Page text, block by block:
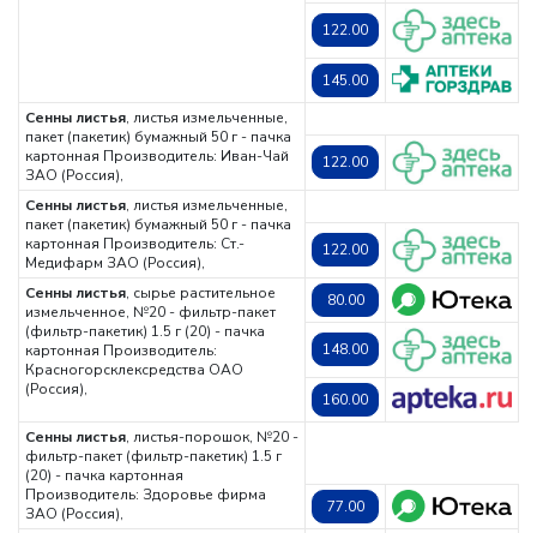
122.00
145.00
Сенны листья, листья измельченные,
пакет (пакетик) бумажный 50 г - пачка
картонная Производитель: Иван-Чай
ЗАО (Россия),
122.00
Сенны листья, листья измельченные,
пакет (пакетик) бумажный 50 г - пачка
картонная Производитель: Ст.-
Медифарм ЗАО (Россия),
122.00
Сенны листья, сырье растительное
измельченное, №20 - фильтр-пакет
(фильтр-пакетик) 1.5 г (20) - пачка
картонная Производитель:
Красногорсклексредства ОАО
(Россия),
80.00
148.00
160.00
Сенны листья, листья-порошок, №20 -
фильтр-пакет (фильтр-пакетик) 1.5 г
(20) - пачка картонная
Производитель: Здоровье фирма
ЗАО (Россия),
77.00